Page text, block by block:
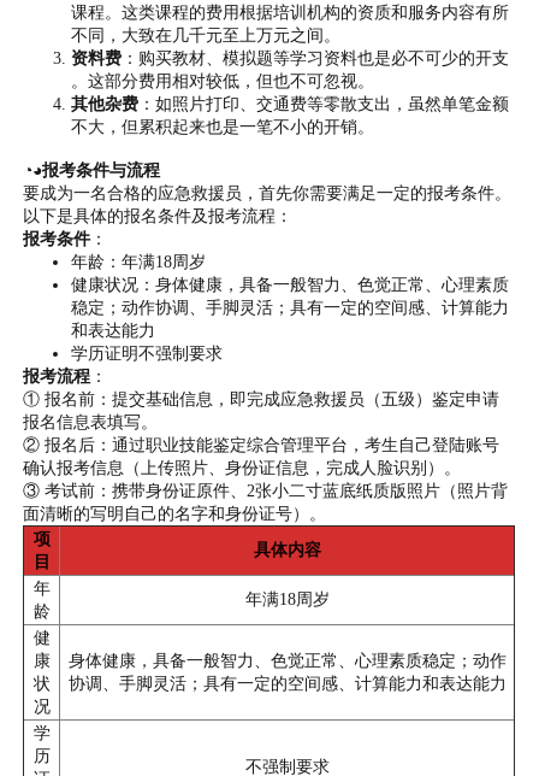
课程。这类课程的费用根据培训机构的资质和服务内容有所
不同，大致在几千元至上万元之间。
资料费 ：购买教材、模拟题等学习资料也是必不可少的开支
。这部分费用相对较低，但也不可忽视。
其他杂费 ：如照片打印、交通费等零散支出，虽然单笔金额
不大，但累积起来也是一笔不小的开销。
◔◕报考条件与流程
要成为一名合格的应急救援员，首先你需要满足一定的报考条件。
以下是具体的报名条件及报考流程：
报考条件：
年龄：年满18周岁
健康状况：身体健康，具备一般智力、色觉正常、心理素质
稳定；动作协调、手脚灵活；具有一定的空间感、计算能力
和表达能力
学历证明不强制要求
报考流程 ：
① 报名前：提交基础信息，即完成应急救援员（五级）鉴定申请
报名信息表填写。
② 报名后：通过职业技能鉴定综合管理平台，考生自己登陆账号
确认报考信息（上传照片、身份证信息，完成人脸识别）。
③ 考试前：携带身份证原件、2张小二寸蓝底纸质版照片（照片背
面清晰的写明自己的名字和身份证号）。
项
目
具体内容
年
龄
年满18周岁
健
康
状
况
身体健康，具备一般智力、色觉正常、心理素质稳定；动作
协调、手脚灵活；具有一定的空间感、计算能力和表达能力
学
历
不强制要求